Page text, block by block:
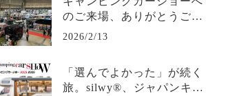
のご来場、ありがとうござ
いました
2026/2/13
「選んでよかった」が続く
旅。silwy®、ジャパンキャ